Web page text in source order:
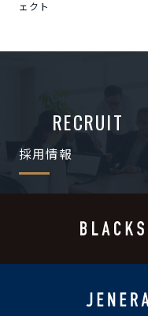
ェクト
RECRUIT
採用情報